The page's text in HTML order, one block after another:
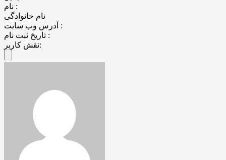
نام :
نام خانوادگی
آدرس وب سایت :
تاریخ ثبت نام :
نقش کاربر: